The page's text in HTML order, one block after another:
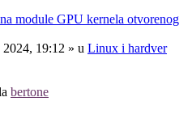
module GPU kernela otvorenog
2024, 19:12 » u Linux i hardver
bertone